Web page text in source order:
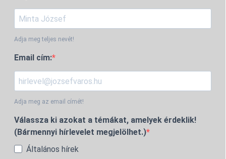
Adja meg teljes nevét!
Email cím:
Adja meg az email címét!
Válassza ki azokat a témákat, amelyek érdeklik!
(Bármennyi hírlevelet megjelölhet.)
Általános hírek